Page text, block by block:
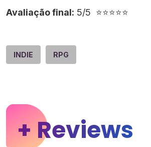
Avaliação final: 5/5 ⭐⭐⭐⭐⭐
INDIE RPG
+ Reviews